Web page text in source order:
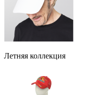
Летняя коллекция